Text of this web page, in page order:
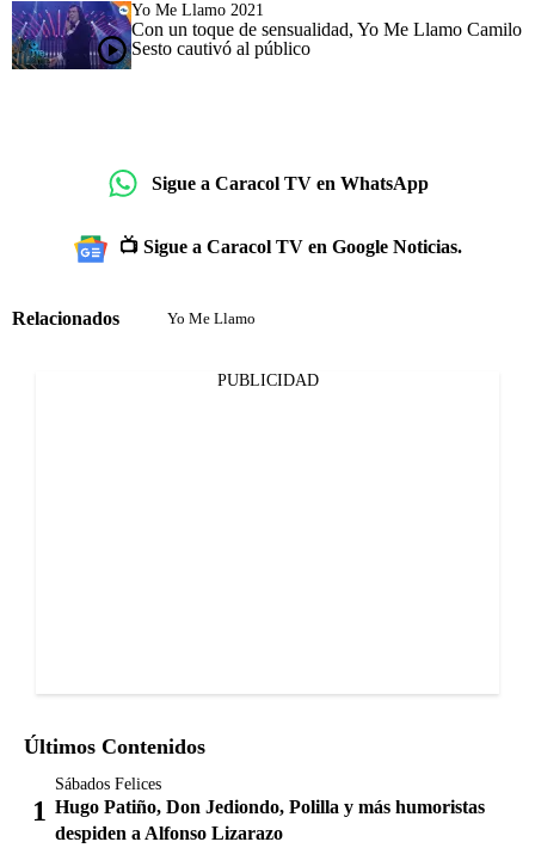
Yo Me Llamo 2021
Con un toque de sensualidad, Yo Me Llamo Camilo
Sesto cautivó al público
Sigue a Caracol TV en WhatsApp
📺 Sigue a Caracol TV en Google Noticias.
Relacionados Yo Me Llamo
PUBLICIDAD
Últimos Contenidos
Sábados Felices
Hugo Patiño, Don Jediondo, Polilla y más humoristas
despiden a Alfonso Lizarazo